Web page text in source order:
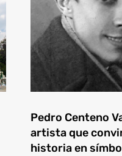
Pedro Centeno
artista que
historia en